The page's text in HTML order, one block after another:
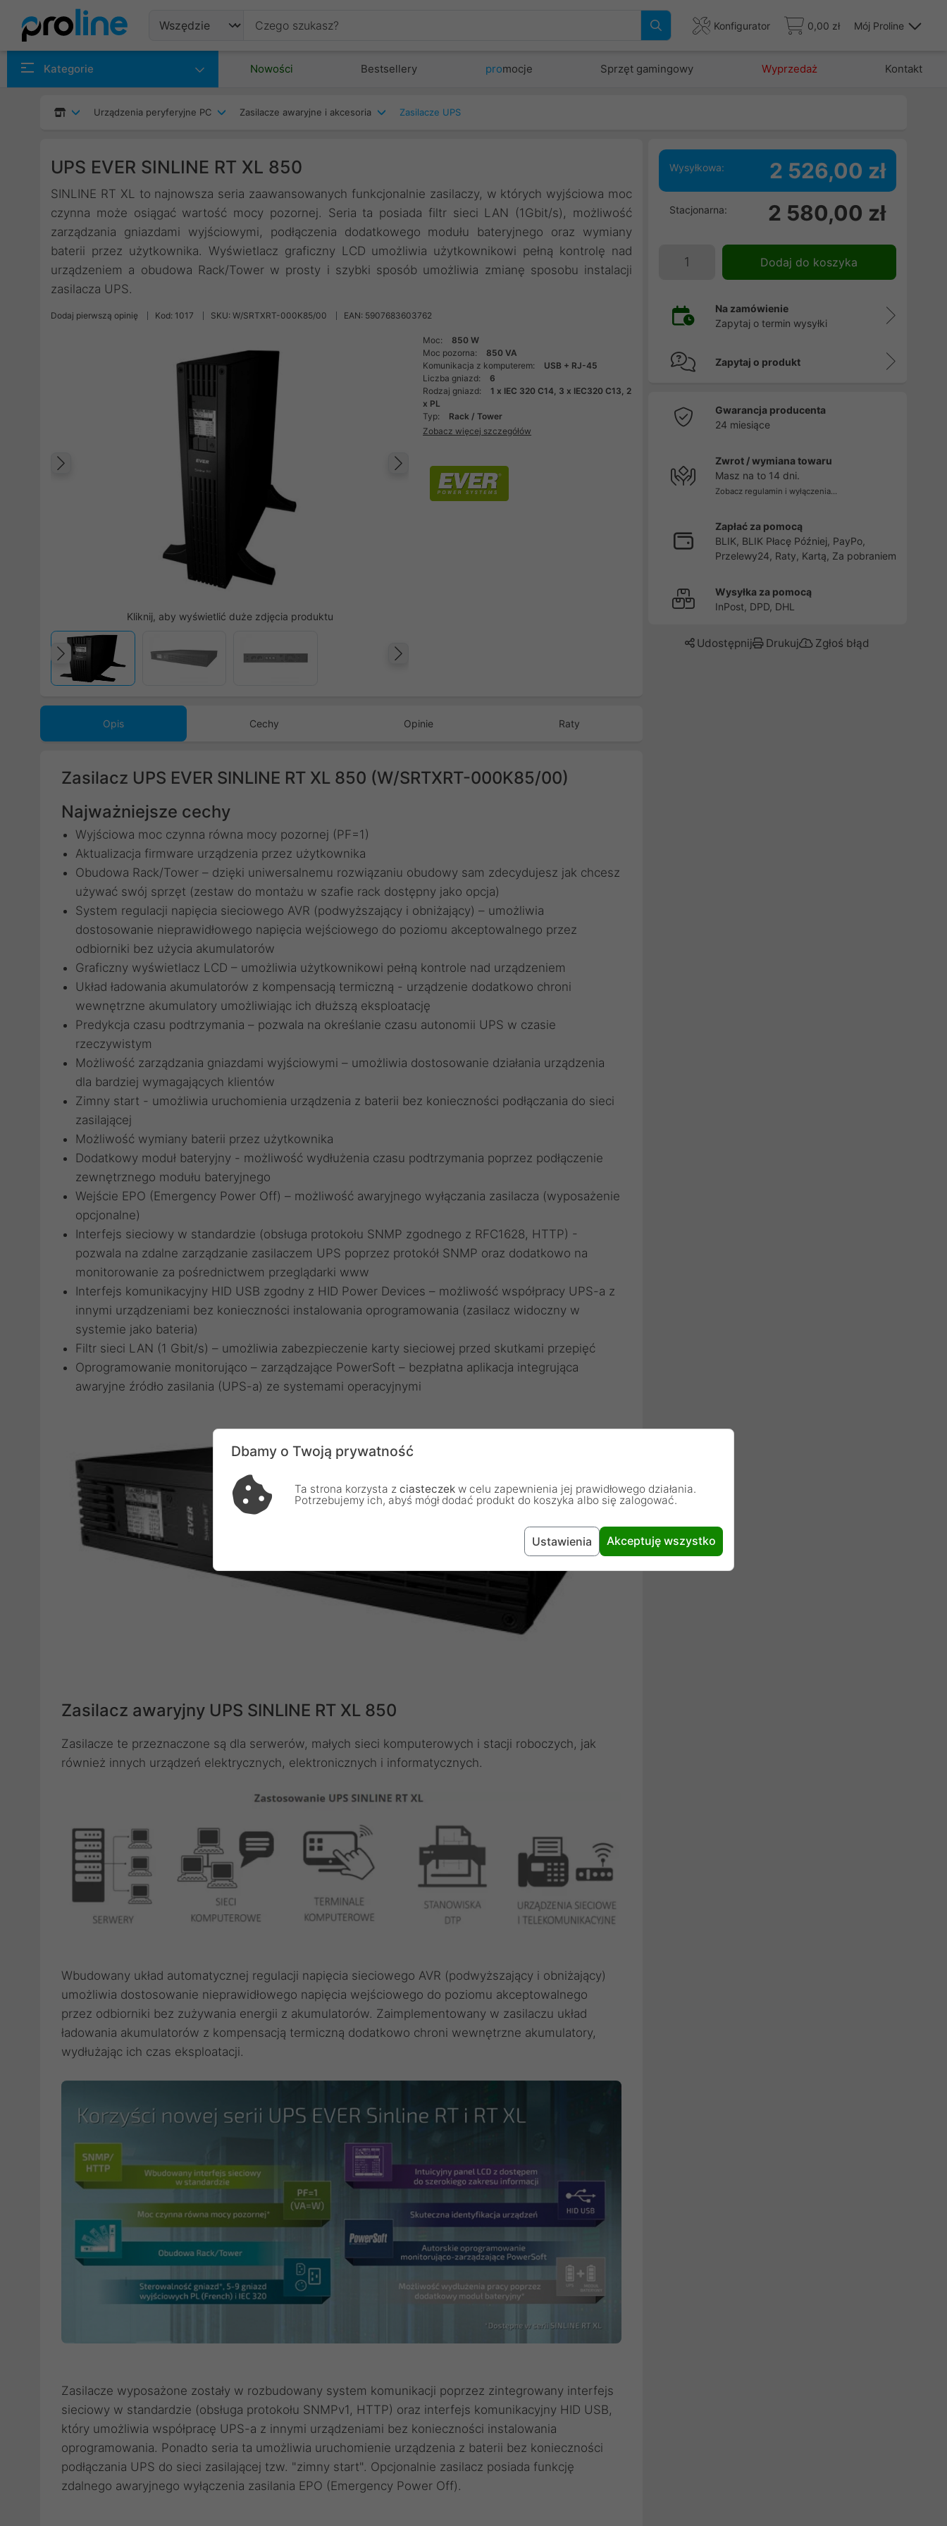
Konfigurator 0,00 zł Mój Proline
Kategorie Nowości Bestsellery promocje Sprzęt gamingowy Wyprzedaż Kontakt
Urządzenia peryferyjne PC Zasilacze awaryjne i akcesoria Zasilacze UPS
UPS EVER SINLINE RT XL 850
SINLINE RT XL to najnowsza seria zaawansowanych funkcjonalnie zasilaczy, w których wyjściowa moc
czynna może osiągać wartość mocy pozornej. Seria ta posiada filtr sieci LAN (1Gbit/s), możliwość
zarządzania gniazdami wyjściowymi, podłączenia dodatkowego modułu bateryjnego oraz wymiany
baterii przez użytkownika. Wyświetlacz graficzny LCD umożliwia użytkownikowi pełną kontrolę nad
urządzeniem a obudowa Rack/Tower w prosty i szybki sposób umożliwia zmianę sposobu instalacji
zasilacza UPS.
Dodaj pierwszą opinię Kod: 1017 SKU: W/SRTXRT-000K85/00 EAN: 5907683603762
Następny
Kliknij, aby wyświetlić duże zdjęcia produktu
Poprzedni
Moc:
850 W
Moc pozorna:
850 VA
Komunikacja z komputerem:
USB + RJ-45
Liczba gniazd:
6
Rodzaj gniazd:
1 x IEC 320 C14, 3 x IEC320 C13, 2
x PL
Typ:
Rack / Tower
Zobacz więcej szczegółów
Opis Cechy Opinie Raty
Zasilacz UPS EVER SINLINE RT XL 850 (W/SRTXRT-000K85/00)
Najważniejsze cechy
Wyjściowa moc czynna równa mocy pozornej (PF=1)
Aktualizacja firmware urządzenia przez użytkownika
Obudowa Rack/Tower – dzięki uniwersalnemu rozwiązaniu obudowy sam zdecydujesz jak chcesz
używać swój sprzęt (zestaw do montażu w szafie rack dostępny jako opcja)
System regulacji napięcia sieciowego AVR (podwyższający i obniżający) – umożliwia
dostosowanie nieprawidłowego napięcia wejściowego do poziomu akceptowalnego przez
odbiorniki bez użycia akumulatorów
Graficzny wyświetlacz LCD – umożliwia użytkownikowi pełną kontrole nad urządzeniem
Układ ładowania akumulatorów z kompensacją termiczną - urządzenie dodatkowo chroni
wewnętrzne akumulatory umożliwiając ich dłuższą eksploatację
Predykcja czasu podtrzymania – pozwala na określanie czasu autonomii UPS w czasie
rzeczywistym
Możliwość zarządzania gniazdami wyjściowymi – umożliwia dostosowanie działania urządzenia
dla bardziej wymagających klientów
Zimny start - umożliwia uruchomienia urządzenia z baterii bez konieczności podłączania do sieci
zasilającej
Możliwość wymiany baterii przez użytkownika
Dodatkowy moduł bateryjny - możliwość wydłużenia czasu podtrzymania poprzez podłączenie
zewnętrznego modułu bateryjnego
Wejście EPO (Emergency Power Off) – możliwość awaryjnego wyłączania zasilacza (wyposażenie
opcjonalne)
Interfejs sieciowy w standardzie (obsługa protokołu SNMP zgodnego z RFC1628, HTTP) -
pozwala na zdalne zarządzanie zasilaczem UPS poprzez protokół SNMP oraz dodatkowo na
monitorowanie za pośrednictwem przeglądarki www
Interfejs komunikacyjny HID USB zgodny z HID Power Devices – możliwość współpracy UPS-a z
innymi urządzeniami bez konieczności instalowania oprogramowania (zasilacz widoczny w
systemie jako bateria)
Filtr sieci LAN (1 Gbit/s) – umożliwia zabezpieczenie karty sieciowej przed skutkami przepięć
Oprogramowanie monitorująco – zarządzające PowerSoft – bezpłatna aplikacja integrująca
awaryjne źródło zasilania (UPS-a) ze systemami operacyjnymi
Zasilacz awaryjny UPS SINLINE RT XL 850
Zasilacze te przeznaczone są dla serwerów, małych sieci komputerowych i stacji roboczych, jak
również innych urządzeń elektrycznych, elektronicznych i informatycznych.
Wbudowany układ automatycznej regulacji napięcia sieciowego AVR (podwyższający i obniżający)
umożliwia dostosowanie nieprawidłowego napięcia wejściowego do poziomu akceptowalnego
przez odbiorniki bez zużywania energii z akumulatorów. Zaimplementowany w zasilaczu układ
ładowania akumulatorów z kompensacją termiczną dodatkowo chroni wewnętrzne akumulatory,
wydłużając ich czas eksploatacji.
Zasilacze wyposażone zostały w rozbudowany system komunikacji poprzez zintegrowany interfejs
sieciowy w standardzie (obsługa protokołu SNMPv1, HTTP) oraz interfejs komunikacyjny HID USB,
który umożliwia współpracę UPS-a z innymi urządzeniami bez konieczności instalowania
oprogramowania. Ponadto seria ta umożliwia uruchomienie urządzenia z baterii bez konieczności
podłączania UPS do sieci zasilającej tzw. "zimny start". Opcjonalnie zasilacz posiada funkcję
zdalnego awaryjnego wyłączenia zasilania EPO (Emergency Power Off).
Wysyłkowa: 2 526,00 zł
Stacjonarna: 2 580,00 zł
Dodaj do koszyka
Na zamówienie
Zapytaj o termin wysyłki
Zapytaj o produkt
Gwarancja producenta
24 miesiące
Zwrot / wymiana towaru
Masz na to 14 dni.
Zobacz regulamin i wyłączenia...
Zapłać za pomocą
BLIK, BLIK Płacę Później, PayPo,
Przelewy24, Raty, Kartą, Za pobraniem
Wysyłka za pomocą
InPost, DPD, DHL
Udostępnij Drukuj Zgłoś błąd
Dbamy o Twoją prywatność
Ta strona korzysta z ciasteczek w celu zapewnienia jej prawidłowego działania.
Potrzebujemy ich, abyś mógł dodać produkt do koszyka albo się zalogować.
Ustawienia Akceptuję wszystko